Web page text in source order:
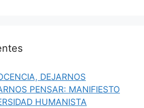
DEJARNOS
PENSAR: MANIFIESTO
HUMANISTA